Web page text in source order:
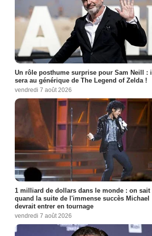
Un rôle posthume surprise pour Sam Neill : il
sera au générique de The Legend of Zelda !
vendredi 7 août 2026
1 milliard de dollars dans le monde : on sait
quand la suite de l'immense succès Michael
devrait entrer en tournage
vendredi 7 août 2026